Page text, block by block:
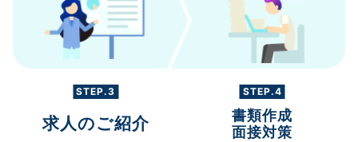
STEP.3
求人のご紹介
STEP.4
書類作成
面接対策